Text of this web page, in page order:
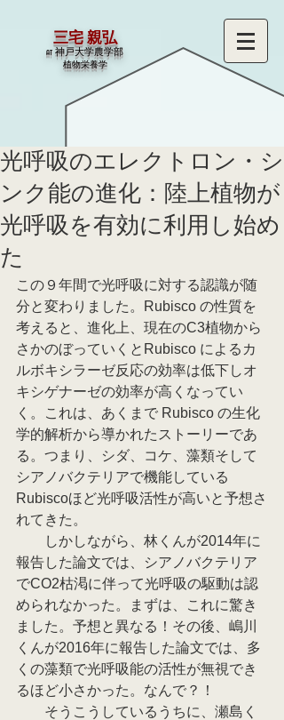
三宅 親弘
at 神戸大学農学部
​植物栄養学
光呼吸のエレクトロン・シ
ンク能の進化：陸上植物が
光呼吸を有効に利用し始め
た
この９年間で光呼吸に対する認識が随
分と変わりました。Rubisco の性質を
考えると、進化上、現在のC3植物から
さかのぼっていくとRubisco によるカ
ルボキシラーゼ反応の効率は低下しオ
キシゲナーゼの効率が高くなってい
く。これは、あくまで Rubisco の生化
学的解析から導かれたストーリーであ
る。つまり、シダ、コケ、藻類そして
シアノバクテリアで機能している
Rubiscoほど光呼吸活性が高いと予想さ
れてきた。
しかしながら、林くんが2014年に
報告した論文では、シアノバクテリア
でCO2枯渇に伴って光呼吸の駆動は認
められなかった。まずは、これに驚き
ました。予想と異なる！その後、嶋川
くんが2016年に報告した論文では、多
くの藻類で光呼吸能の活性が無視でき
るほど小さかった。なんで？！
そうこうしているうちに、瀬島く